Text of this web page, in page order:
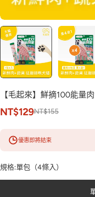
【毛起來】鮮摘100能量
NT$129NT$155
優惠即將結束
規格:單包（4條入）